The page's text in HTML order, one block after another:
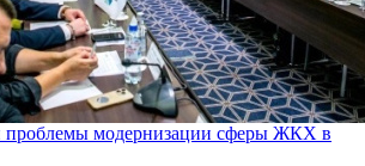
проблемы модернизации сферы ЖКХ в